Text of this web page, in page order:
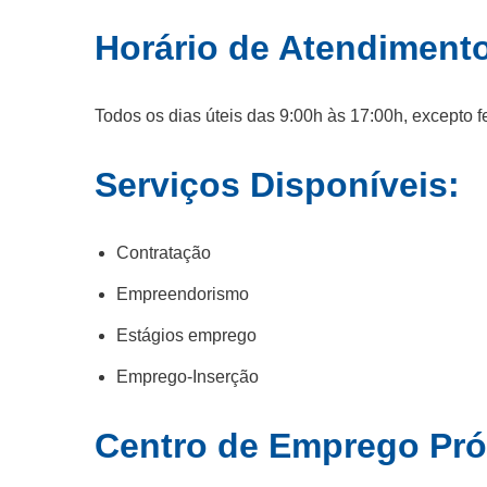
Horário de
Todos os dias úteis das 9:00h às 17:00h, excepto
Serviços Disponíveis:
Contratação
Empreendorismo
Estágios emprego
Emprego-Inserção
Centro de Emprego